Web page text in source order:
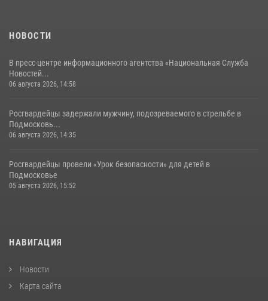
НОВОСТИ
В пресс-центре информационного агентства «Национальная Служба
Новостей...
06 августа 2026, 14:58
Росгвардейцы задержали мужчину, подозреваемого в стрельбе в
Подмосковь...
06 августа 2026, 14:35
Росгвардейцы провели «Урок безопасности» для детей в
Подмосковье
05 августа 2026, 15:52
НАВИГАЦИЯ
Новости
Карта сайта